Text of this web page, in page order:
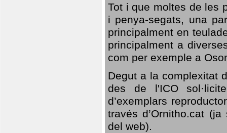
Tot i que moltes de les
i penya-segats, una
principalment en
principalment a
com per exemple a
Degut a la complexitat
des de l'ICO
d’exemplars
través d’Ornitho.cat
del web).